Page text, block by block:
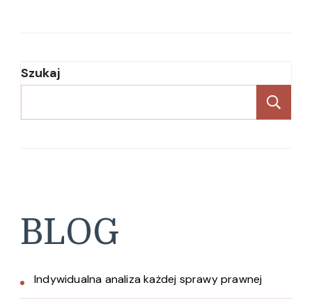
Szukaj
BLOG
Indywidualna analiza każdej sprawy prawnej